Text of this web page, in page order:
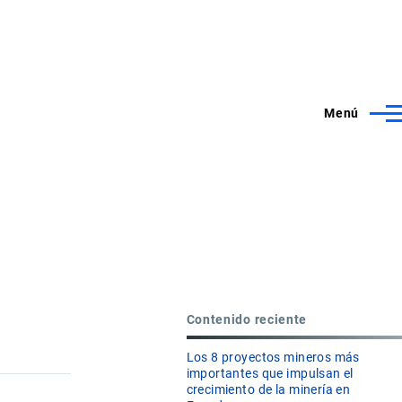
Menú
Contenido reciente
Los 8 proyectos mineros más
importantes que impulsan el
crecimiento de la minería en